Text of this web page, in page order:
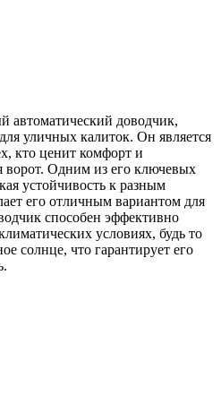
автоматический доводчик,
уличных калиток. Он является
кто ценит комфорт и
ворот. Одним из его ключевых
устойчивость к разным
его отличным вариантом для
способен эффективно
условиях, будь то
солнце, что гарантирует его